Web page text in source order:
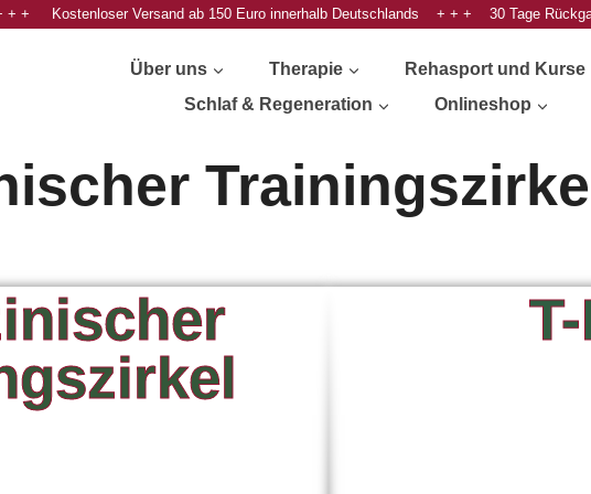
+ + Kostenloser Versand ab 150 Euro innerhalb Deutschlands + + + 30 Tage
Über uns Therapie
Rehasport und Kurse
Schlaf & Regeneration
Onlineshop